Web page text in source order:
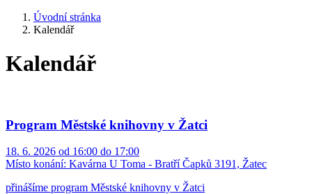
Úvodní stránka
Kalendář
Kalendář
Program Městské knihovny v Žatci
18. 6. 2026 od 16:00 do 17:00
Místo konání: Kavárna U Toma - Bratří Čapků 3191, Žatec
přinášíme program Městské knihovny v Žatci